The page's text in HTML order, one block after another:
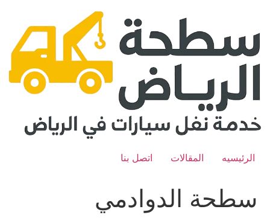
content
الرئيسيه المقالات اتصل بنا
سطحة الدوادمي